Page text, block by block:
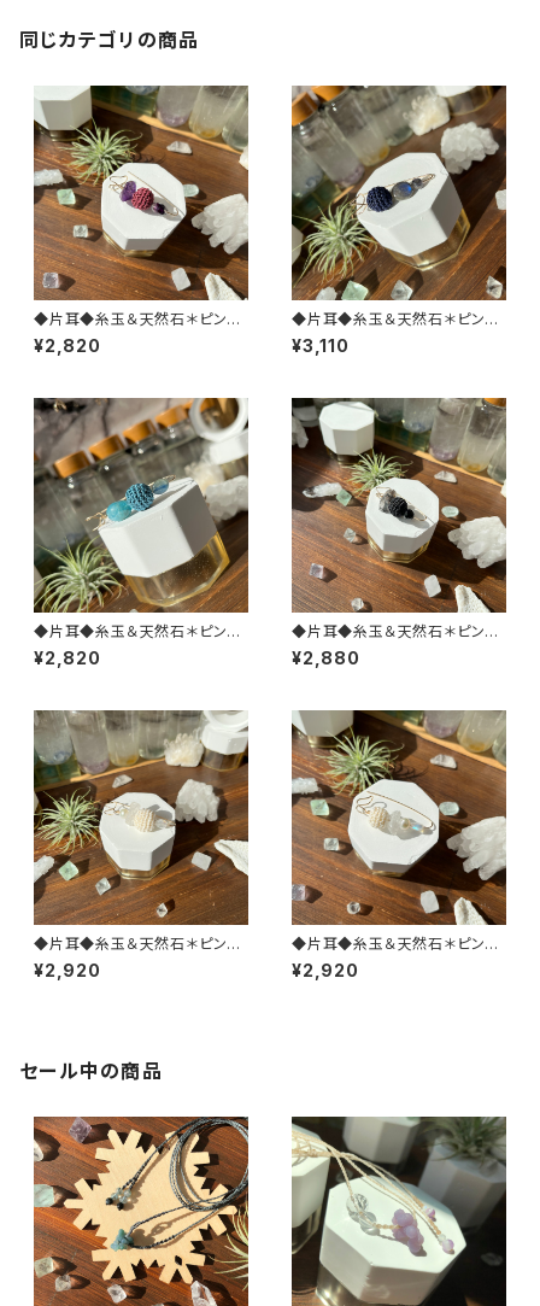
同じカテゴリの商品
◆片耳◆糸玉＆天然石＊ピン型
ピアス(パープル)
¥2,820
◆片耳◆糸玉＆天然石＊ピン型
ピアス(ネイビー)
¥3,110
◆片耳◆糸玉＆天然石＊ピン型
ピアス(ブルー)
¥2,820
◆片耳◆糸玉＆天然石＊ピン型
ピアス(ブラック)
¥2,880
◆片耳◆糸玉＆天然石＊ピン型
ピアス(ホワイトL)
¥2,920
◆片耳◆糸玉＆天然石＊ピン型
ピアス(ホワイトM)
¥2,920
セール中の商品